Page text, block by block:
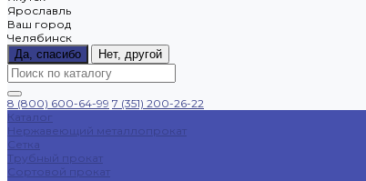
Ярославль
Ваш город
Челябинск
Да, спасибо
Нет, другой
8 (800) 600-64-99 7 (351) 200-26-22
Каталог
Нержавеющий металлопрокат
Сетка
Трубный прокат
Сортовой прокат